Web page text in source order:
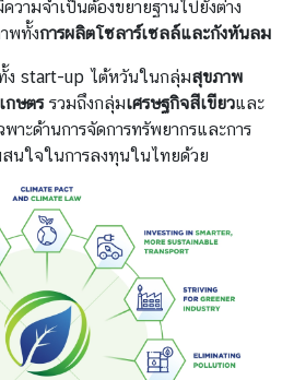
วามจำเป็นต้องขยายฐานไปยังต่าง
พทั้งการผลิตโซลาร์เซลล์และกังหันลม
ง start-up ไต้หวันในกลุ่มสุขภาพ
กษตรรวมถึงกลุ่มเศรษฐกิจสีเขียวและ
าะด้านการจัดการทรัพยากรและการ
นใจในการลงทุนในไทยด้วย